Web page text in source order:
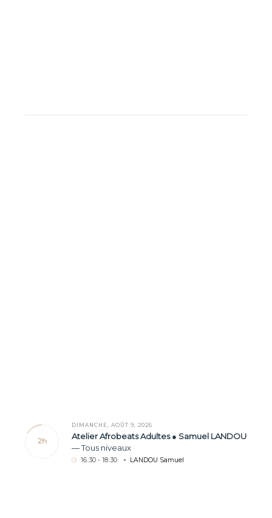
2h
DIMANCHE, AOÛT 9, 2026
Atelier Afrobeats Adultes ● Samuel LANDOU
—Tous niveaux
16:30 - 18:30 LANDOU Samuel